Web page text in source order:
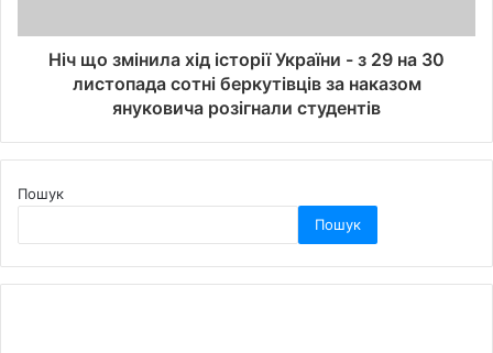
Ніч що змінила хід історії України - з 29 на 30
листопада сотні беркутівців за наказом
януковича розігнали студентів
Пошук
Пошук